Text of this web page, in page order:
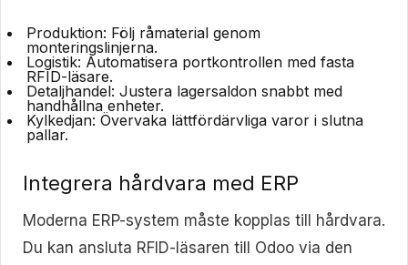
Produktion: Följ råmaterial genom
monteringslinjerna.
Logistik: Automatisera portkontrollen med fasta
RFID-läsare.
Detaljhandel: Justera lagersaldon snabbt med
handhållna enheter.
Kylkedjan: Övervaka lättfördärvliga varor i slutna
pallar.
Integrera hårdvara med ERP
Moderna ERP-system måste kopplas till hårdvara.
Du kan ansluta RFID-läsaren till Odoo via den